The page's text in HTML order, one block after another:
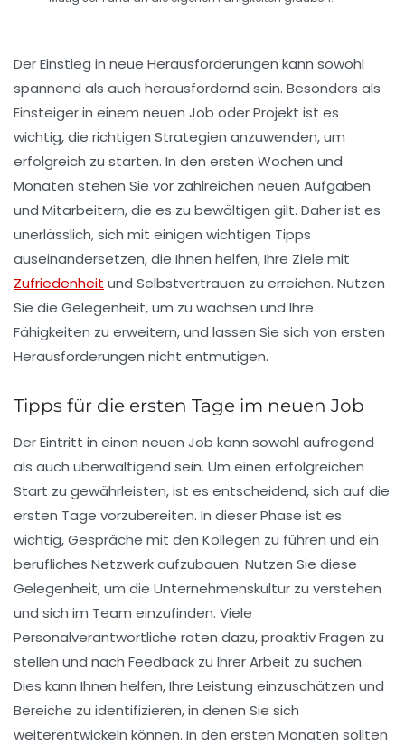
Der Einstieg in neue Herausforderungen kann sowohl
spannend als auch herausfordernd sein. Besonders als
Einsteiger in einem neuen Job oder Projekt ist es
wichtig, die richtigen Strategien anzuwenden, um
erfolgreich zu starten. In den ersten Wochen und
Monaten stehen Sie vor zahlreichen neuen Aufgaben
und Mitarbeitern, die es zu bewältigen gilt. Daher ist es
unerlässlich, sich mit einigen wichtigen Tipps
auseinandersetzen, die Ihnen helfen, Ihre Ziele mit
Zufriedenheit und Selbstvertrauen zu erreichen. Nutzen
Sie die Gelegenheit, um zu wachsen und Ihre
Fähigkeiten zu erweitern, und lassen Sie sich von ersten
Herausforderungen nicht entmutigen.
Tipps für die ersten Tage im neuen Job
Der Eintritt in einen neuen Job kann sowohl aufregend
als auch überwältigend sein. Um einen erfolgreichen
Start zu gewährleisten, ist es entscheidend, sich auf die
ersten Tage vorzubereiten. In dieser Phase ist es
wichtig, Gespräche mit den Kollegen zu führen und ein
berufliches Netzwerkaufzubauen. Nutzen Sie diese
Gelegenheit, um die Unternehmenskultur zu verstehen
und sich im Team einzufinden. Viele
Personalverantwortliche raten dazu, proaktiv Fragen zu
stellen und nach Feedback zu Ihrer Arbeit zu suchen.
Dies kann Ihnen helfen, Ihre Leistung einzuschätzen und
Bereiche zu identifizieren, in denen Sie sich
weiterentwickeln können. In den ersten Monaten sollten